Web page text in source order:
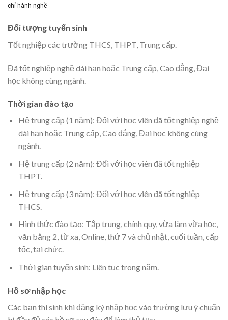
chỉ hành nghề
Đối tượng tuyển sinh
Tốt nghiệp các trường THCS, THPT, Trung cấp.
Đã tốt nghiệp nghề dài hạn hoặc Trung cấp, Cao đẳng, Đại
học không cùng ngành.
Thời gian đào tạo
Hệ trung cấp (1 năm): Đối với học viên đã tốt nghiệp nghề
dài hạn hoặc Trung cấp, Cao đẳng, Đại học không cùng
ngành.
Hệ trung cấp (2 năm): Đối với học viên đã tốt nghiệp
THPT.
Hệ trung cấp (3 năm): Đối với học viên đã tốt nghiệp
THCS.
Hình thức đào tạo: Tập trung, chính quy, vừa làm vừa học,
văn bằng 2, từ xa, Online, thứ 7 và chủ nhật, cuối tuần, cấp
tốc, tại chức.
Thời gian tuyển sinh: Liên tục trong năm.
Hồ sơ nhập học
Các bạn thí sinh khi đăng ký nhập học vào trường lưu ý chuẩn